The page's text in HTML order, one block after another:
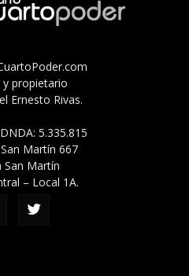
propietario
Ernesto Rivas.
5.335.815
Martín 667
San Martín
– Local 1A.